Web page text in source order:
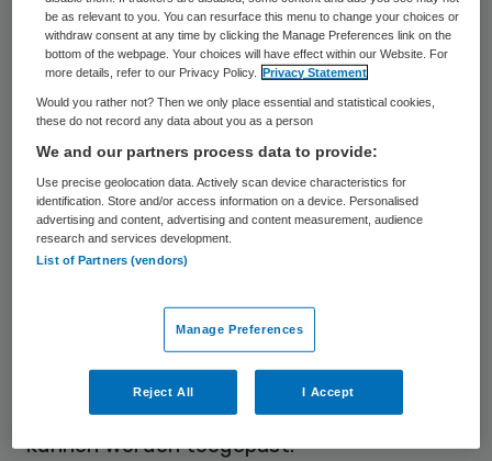
onvoldoende bescherming biedt aan
mensen met dementie.
De drie dementieorganisaties uiten hun
wens in eenbrief aan de Tweede Kamer
buigt zich op 25 januari over wetsvoorstel
Zorg en Dwang. Deze wet moet mensen
met dementie beschermen tegen onnodige
werkt fixeren averechts en brengt het
ernstige schade toe aan de gezondheid en
kwaliteit van leven. Daarbij zijn er
alternatieven die zonder extra kosten
kunnen worden toegepast.
be as relevant to you. You can resurface this menu to change your choices or
withdraw consent at any time by clicking the Manage Preferences link on the
bottom of the webpage. Your choices will have effect within our Website. For
more details, refer to our Privacy Policy.
Privacy Statement
Would you rather not? Then we only place essential and statistical cookies,
these do not record any data about you as a person
We and our partners process data to provide:
Use precise geolocation data. Actively scan device characteristics for
identification. Store and/or access information on a device. Personalised
advertising and content, advertising and content measurement, audience
research and services development.
List of Partners (vendors)
Manage Preferences
Reject All I Accept